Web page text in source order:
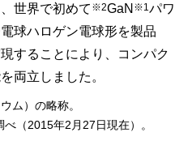
世界で初めて ※2GaN ※1 パワ
球ハロゲン電球形を製品
することにより、コンパク
両立しました。
ム）の略称。
（2015年2月27日現在）。